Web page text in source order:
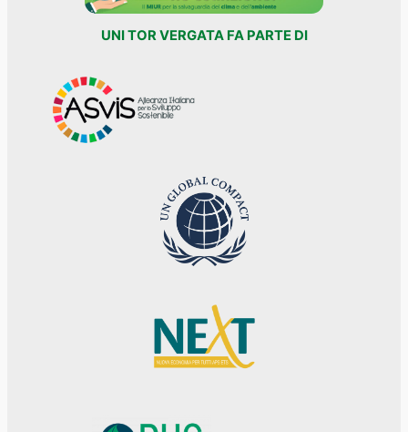
UNI TOR VERGATA FA PARTE DI